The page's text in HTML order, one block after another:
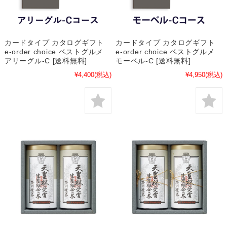
カードタイプ カタログギフト
e-order choice ベストグルメ
アリーグル-C [送料無料]
¥4,400(税込)
カードタイプ カタログギフト
e-order choice ベストグルメ
モーベル-C [送料無料]
¥4,950(税込)